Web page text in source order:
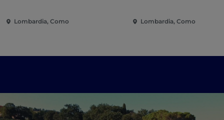
Lombardia, Como Lombardia, Como